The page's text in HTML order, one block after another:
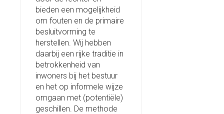
bieden een mogelijkheid
om fouten en de primaire
besluitvorming te
herstellen. Wij hebben
daarbij een rijke traditie in
betrokkenheid van
inwoners bij het bestuur
en het op informele wijze
omgaan met (potentiële)
geschillen. De methode